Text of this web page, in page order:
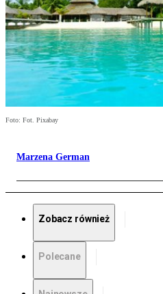
Foto: Fot. Pixabay
Marzena German
Zobacz również
Polecane